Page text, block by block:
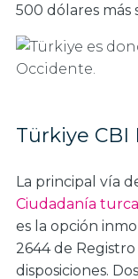
500 dólares más
Türkiye
La principal vía
Ciudadanía
es la opción
2644 de
disposiciones.